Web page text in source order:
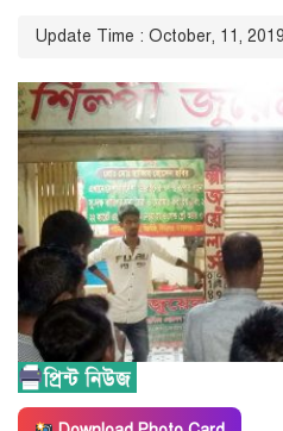
Update Time : October, 11,